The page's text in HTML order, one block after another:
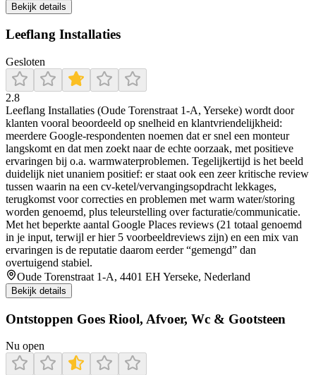
Bekijk details
Leeflang Installaties
Gesloten
2.8
Leeflang Installaties (Oude Torenstraat 1-A, Yerseke) wordt door
klanten vooral beoordeeld op snelheid en klantvriendelijkheid:
meerdere Google-respondenten noemen dat er snel een monteur
langskomt en dat men zoekt naar de echte oorzaak, met positieve
ervaringen bij o.a. warmwaterproblemen. Tegelijkertijd is het beeld
duidelijk niet unaniem positief: er staat ook een zeer kritische review
tussen waarin na een cv-ketel/vervangingsopdracht lekkages,
terugkomst voor correcties en problemen met warm water/storing
worden genoemd, plus teleurstelling over facturatie/communicatie.
Met het beperkte aantal Google Places reviews (21 totaal genoemd
in je input, terwijl er hier 5 voorbeeldreviews zijn) en een mix van
ervaringen is de reputatie daarom eerder “gemengd” dan
overtuigend stabiel.
Oude Torenstraat 1-A, 4401 EH Yerseke, Nederland
Bekijk details
Ontstoppen Goes Riool, Afvoer, Wc & Gootsteen
Nu open